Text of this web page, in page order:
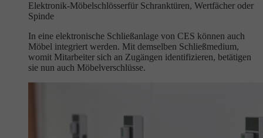
Elektronik-Möbelschlösserfür Schranktüren, Wertfächer oder
Spinde
In eine elektronische Schließanlage von CES können auch
Möbel integriert werden. Mit demselben Schließmedium,
womit Mitarbeiter sich an Zugängen identifizieren, betätigen
sie nun auch Möbelverschlüsse.